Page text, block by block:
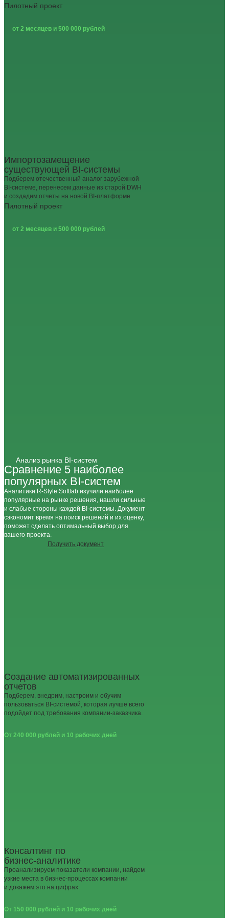
Пилотный проект
от 2 месяцев и 500 000 рублей
Импортозамещение
существующей BI-системы
Подберем отечественный аналог зарубежной
BI‑системе, перенесем данные из старой DWH
и создадим отчеты на новой BI‑платформе.
Пилотный проект
от 2 месяцев и 500 000 рублей
Анализ рынка BI-систем
Сравнение 5 наиболее
популярных BI-систем
Аналитики R-Stуle Softlab изучили наиболее
популярные на рынке решения, нашли сильные
и слабые стороны каждой BI-системы. Документ
сэкономит время на поиск решений и их оценку,
поможет сделать оптимальный выбор для
вашего проекта.
Получить документ
Создание автоматизированных
отчетов
Подберем, внедрим, настроим и обучим
пользоваться BI-системой, которая лучше всего
подойдет под требования компании-заказчика.
От 240 000 рублей и 10 рабочих дней
Консалтинг по
бизнес‑аналитике
Проанализируем показатели компании, найдем
узкие места в бизнес‑процессах компании
и докажем это на цифрах.
От 150 000 рублей и 10 рабочих дней